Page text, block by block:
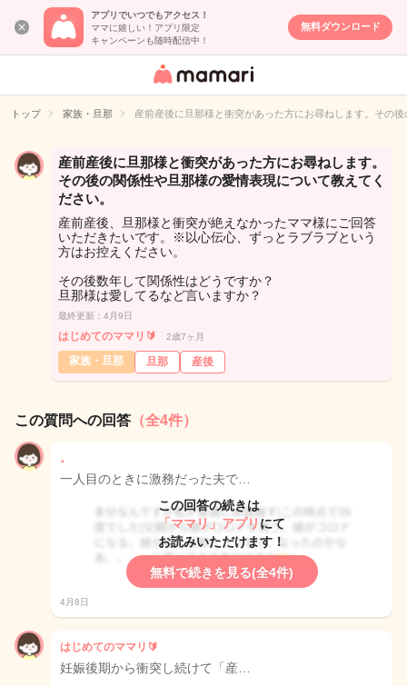
アプリでいつでもアクセス！
ママに嬉しい！アプリ限定
キャンペーンも随時配信中！
無料ダウンロード
女性専用匿名QA
イト
トップ 家族・旦那 産前産後に旦那様と衝突があった方にお尋ねします。その
産前産後に旦那様と衝突があった方にお尋ねします。
その後の関係性や旦那様の愛情表現について教えてく
ださい。
産前産後、旦那様と衝突が絶えなかったママ様にご回答
いただきたいです。※以心伝心、ずっとラブラブという
方はお控えください。
その後数年して関係性はどうですか？
旦那様は愛してるなど言いますか？
最終更新：4月9日
はじめてのママリ🔰 2歳7ヶ月
家族・旦那 旦那 産後
この質問への回答 （全4件）
。
一人目のときに激務だった夫で…
この回答の続きは
「ママリ」アプリ にて
お読みいただけます！
無料で続きを見る(全4件)
4月8日
はじめてのママリ🔰
妊娠後期から衝突し続けて「産…